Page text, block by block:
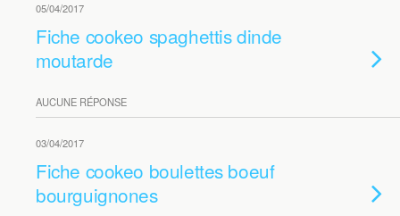
05/04/2017
Fiche cookeo spaghettis dinde
moutarde
AUCUNE RÉPONSE
03/04/2017
Fiche cookeo boulettes boeuf
bourguignones